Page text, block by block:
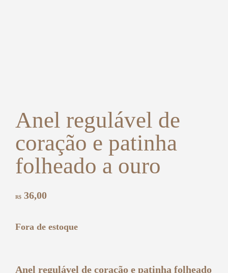
Anel regulável de
coração e patinha
folheado a ouro
R$ 36,00
Fora de estoque
Anel regulável de coração e patinha folheado